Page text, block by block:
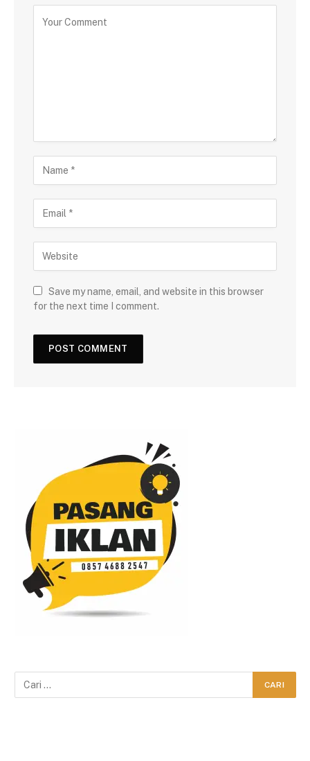
Save my name, email, and website in this browser
for the next time I comment.